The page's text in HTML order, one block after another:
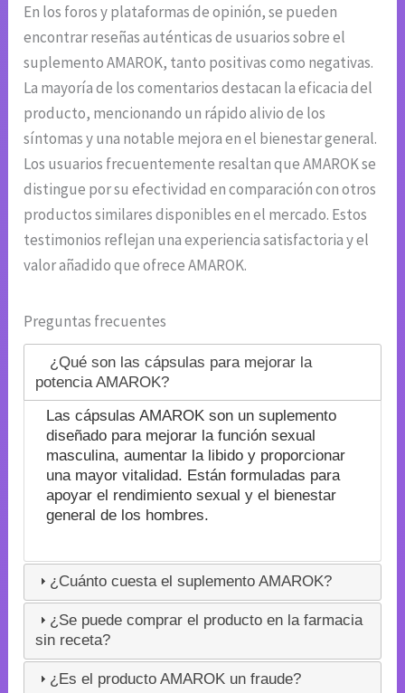
En los foros y plataformas de opinión, se pueden
encontrar reseñas auténticas de usuarios sobre el
suplemento AMAROK, tanto positivas como negativas.
La mayoría de los comentarios destacan la eficacia del
producto, mencionando un rápido alivio de los
síntomas y una notable mejora en el bienestar general.
Los usuarios frecuentemente resaltan que AMAROK se
distingue por su efectividad en comparación con otros
productos similares disponibles en el mercado. Estos
testimonios reflejan una experiencia satisfactoria y el
valor añadido que ofrece AMAROK.
Preguntas frecuentes
¿Qué son las cápsulas para mejorar la
potencia AMAROK?
Las cápsulas AMAROK son un suplemento
diseñado para mejorar la función sexual
masculina, aumentar la libido y proporcionar
una mayor vitalidad. Están formuladas para
apoyar el rendimiento sexual y el bienestar
general de los hombres.
¿Cuánto cuesta el suplemento AMAROK?
¿Se puede comprar el producto en la farmacia
sin receta?
¿Es el producto AMAROK un fraude?